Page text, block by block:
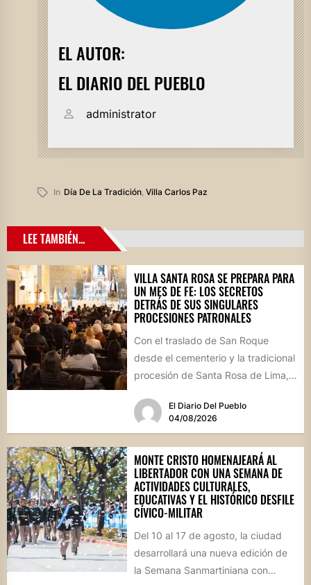
EL AUTOR:
EL DIARIO DEL PUEBLO
administrator
In Día De La Tradición, Villa Carlos Paz
LEE TAMBIÉN...
VILLA SANTA ROSA SE PREPARA PARA
UN MES DE FE: LOS SECRETOS
DETRÁS DE SUS SINGULARES
PROCESIONES PATRONALES
Con el traslado de San Roque
desde el cementerio y la tradicional
procesión de Santa Rosa de Lima,
El Diario Del Pueblo
04/08/2026
MONTE CRISTO HOMENAJEARÁ AL
LIBERTADOR CON UNA SEMANA DE
ACTIVIDADES CULTURALES,
EDUCATIVAS Y EL HISTÓRICO DESFILE
CÍVICO-MILITAR
Del 10 al 17 de agosto, la ciudad
desarrollará una nueva edición de
la Semana Sanmartiniana con